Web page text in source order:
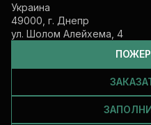
Украина
49000, г. Днепр
ул. Шолом Алейхема, 4